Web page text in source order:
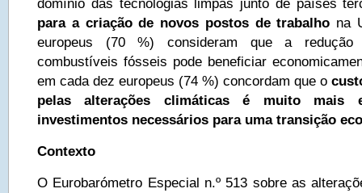
domínio das tecnologias limpas junto de países
para a criação de novos postos de trabalho na
europeus (70 %) consideram que a redução
combustíveis fósseis pode beneficiar
em cada dez europeus (74 %) concordam que o
pelas alterações climáticas é muito mais
investimentos necessários para uma transição
Contexto
O Eurobarómetro Especial n.º 513 sobre as